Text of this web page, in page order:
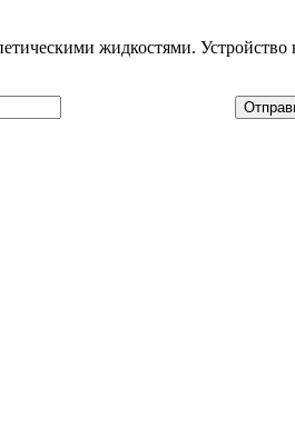
жидкостями.